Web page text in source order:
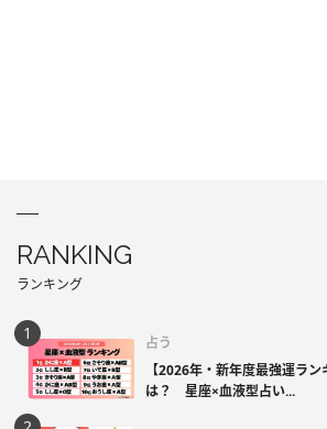
RANKING
ランキング
占う
【2026年・新年度最強運ラ
は？ 星座×血液型占い...